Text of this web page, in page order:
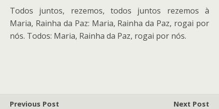
Todos juntos, rezemos, todos juntos rezemos à
Maria, Rainha da Paz: Maria, Rainha da Paz, rogai por
nós. Todos: Maria, Rainha da Paz, rogai por nós.
Previous Post
Next Post